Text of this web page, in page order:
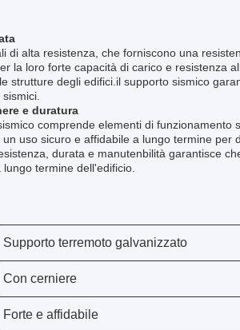
di alta resistenza, che forniscono una
la loro forte capacità di carico e resistenza
strutture degli edifici.il supporto sismico
e duratura
comprende elementi di funzionamento
uso sicuro e affidabile a lungo termine per
durata e manutenbilità garantisce
termine dell'edificio.
Supporto terremoto galvanizzato
Con cerniere
Forte e affidabile